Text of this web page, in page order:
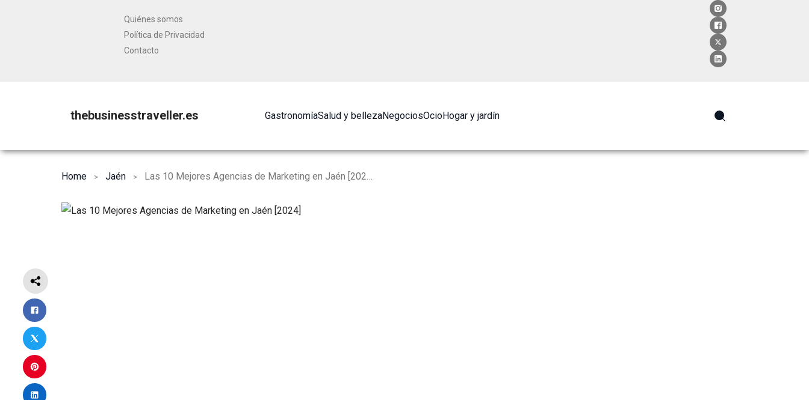
Quiénes somos
Política de Privacidad
Contacto
thebusinesstraveller.es GastronomíaSalud y bellezaNegociosOcioHogar y jardín
Home Jaén